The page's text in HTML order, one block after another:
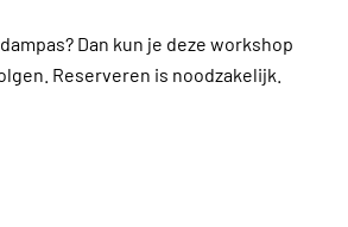
Dan kun je deze workshop
Reserveren is noodzakelijk.